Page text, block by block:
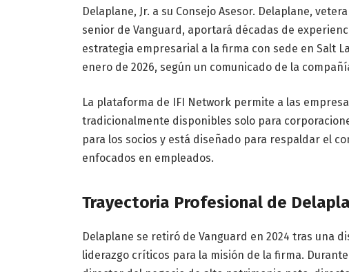
Delaplane, Jr. a su Consejo Asesor. Delaplane,
senior de Vanguard, aportará décadas de
estrategia empresarial a la firma con sede en Salt
enero de 2026, según un comunicado de la
La plataforma de IFI Network permite a las
tradicionalmente disponibles solo para
para los socios y está diseñado para respaldar el
enfocados en empleados.
Trayectoria Profesional de
Delaplane se retiró de Vanguard en 2024 tras una
liderazgo críticos para la misión de la firma.